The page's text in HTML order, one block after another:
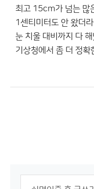
최고 15cm가 넘는 많
1센티미터도 안 왔더
눈 치울 대비까지 다 해
기상청에서 좀 더 정확